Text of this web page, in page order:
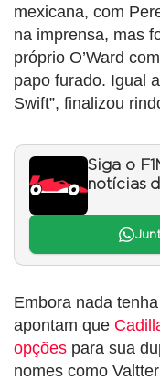
mexicana, com
na imprensa, mas
próprio O’Ward
papo furado. Igual
Swift”, finalizou
Siga o
notícias
Embora nada
apontam que
opções para sua
nomes como